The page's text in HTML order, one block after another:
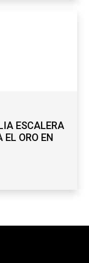
ESCALERA
EL ORO EN